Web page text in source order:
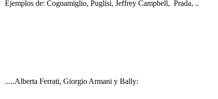
Ejemplos de: Cognamiglio, Puglisi, Jeffrey Campbell, Prada, ..
.....Alberta Ferrati, Giorgio Armani y Bally: